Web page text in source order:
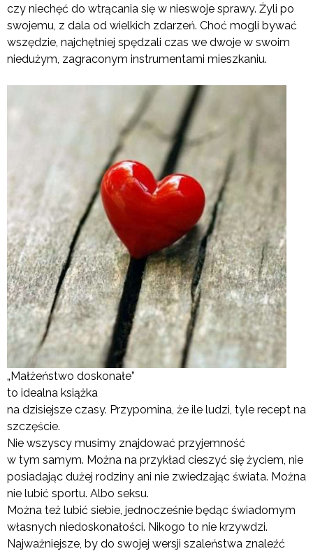
czy niechęć do wtrącania się w nieswoje sprawy. Żyli po
swojemu, z dala od wielkich zdarzeń. Choć mogli bywać
wszędzie, najchętniej spędzali czas we dwoje w swoim
niedużym, zagraconym instrumentami mieszkaniu.
„Małżeństwo doskonałe”
to idealna książka
na dzisiejsze czasy. Przypomina, że ile ludzi, tyle recept na
szczęście.
Nie wszyscy musimy znajdować przyjemność
w tym samym. Można na przykład cieszyć się życiem, nie
posiadając dużej rodziny ani nie zwiedzając świata. Można
nie lubić sportu. Albo seksu.
Można też lubić siebie, jednocześnie będąc świadomym
własnych niedoskonałości. Nikogo to nie krzywdzi.
Najważniejsze, by do swojej wersji szaleństwa znaleźć